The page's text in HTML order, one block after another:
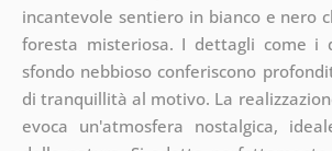
incantevole sentiero in bianco e nero
foresta misteriosa. I dettagli come i
sfondo nebbioso conferiscono
di tranquillità al motivo. La
evoca un'atmosfera nostalgica,